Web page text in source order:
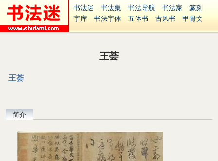
书法迷 书法集 书法导航 书法家
篆刻
字库
书法字体 五体书 古风书
甲骨文
字形 大字
中医 象棋
王荟
王荟
简介